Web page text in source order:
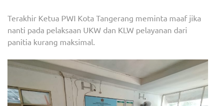
Terakhir Ketua PWI Kota Tangerang meminta maaf jika
nanti pada pelaksaan UKW dan KLW pelayanan dari
panitia kurang maksimal.